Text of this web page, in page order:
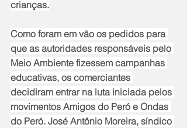
crianças.
Como foram em vão os pedidos para
que as autoridades responsáveis pelo
Meio Ambiente fizessem campanhas
educativas, os comerciantes
decidiram entrar na luta iniciada pelos
movimentos Amigos do Peró e Ondas
do Peró. José Antônio Moreira, síndico